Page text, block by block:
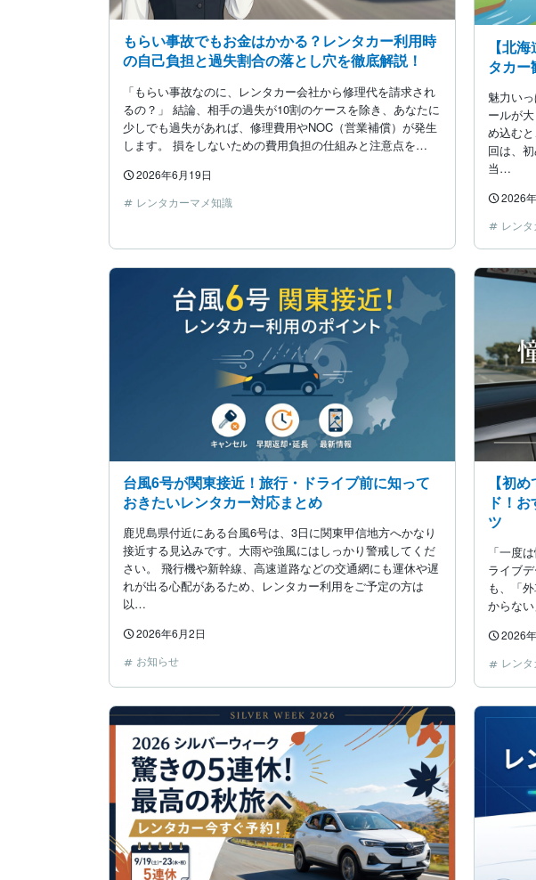
もらい事故でもお金はかかる？レンタカー利用時
の自己負担と過失割合の落とし穴を徹底解説！
「もらい事故なのに、レンタカー会社から修理代を請求され
るの？」 結論、相手の過失が10割のケースを除き、あなたに
少しでも過失があれば、修理費用やNOC（営業補償）が発生
します。 損をしないための費用負担の仕組みと注意点を…
2026年6月19日
レンタカーマメ知識
【北
タカー
魅力い
ールが
め込む
回は、
当…
2026
レン
台風6号が関東接近！旅行・ドライブ前に知って
おきたいレンタカー対応まとめ
鹿児島県付近にある台風6号は、3日に関東甲信地方へかなり
接近する見込みです。大雨や強風にはしっかり警戒してくだ
さい。 飛行機や新幹線、高速道路などの交通網にも運休や遅
れが出る心配があるため、レンタカー利用をご予定の方は
以…
2026年6月2日
お知らせ
【初
ド！
ツ
「一度
ライブ
も、「
からな
2026
レン